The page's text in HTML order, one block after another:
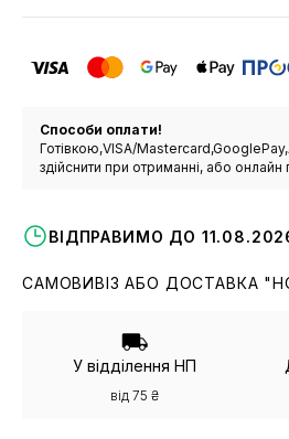
Способи оплати!
Готівкою,VISA/
здійснити при отриманні, або онлайн
ВІДПРАВИМО ДО
САМОВИВІЗ АБО ДОСТАВКА
У відділення НП
від 75 ₴